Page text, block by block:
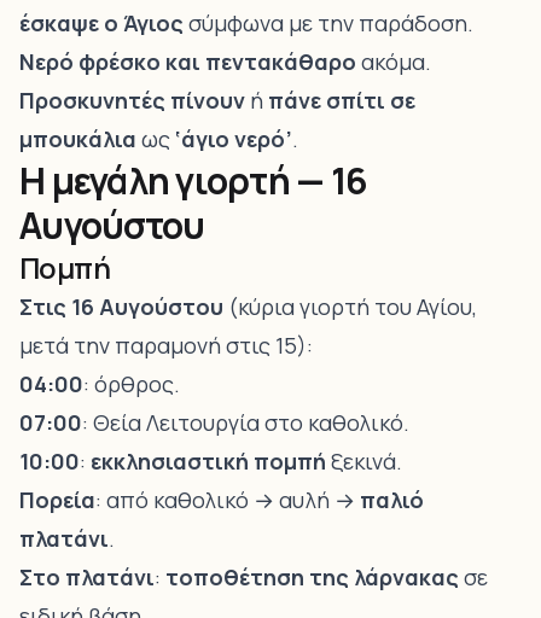
έσκαψε ο Άγιος σύμφωνα με την παράδοση.
Νερό φρέσκο και πεντακάθαρο ακόμα.
Προσκυνητές πίνουν ή πάνε σπίτι σε
μπουκάλια ως ‘άγιο νερό’.
Η μεγάλη γιορτή — 16
Αυγούστου
Πομπή
Στις 16 Αυγούστου (κύρια γιορτή του Αγίου,
μετά την παραμονή στις 15):
04:00: όρθρος.
07:00: Θεία Λειτουργία στο καθολικό.
10:00: εκκλησιαστική πομπή ξεκινά.
Πορεία: από καθολικό → αυλή → παλιό
πλατάνι.
Στο πλατάνι: τοποθέτηση της λάρνακας σε